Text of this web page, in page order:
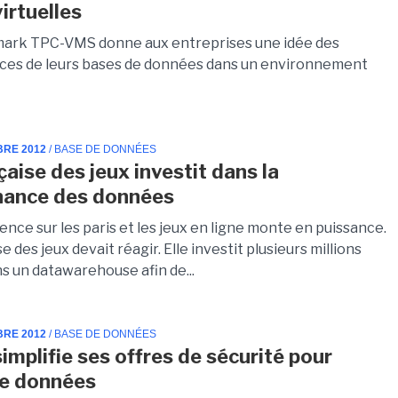
TPC-VMS donne aux entreprises une idée des
de leurs bases de données dans un environnement
2012 / BASE DE DONNÉES
des jeux investit dans la
des données
sur les paris et les jeux en ligne monte en puissance.
des jeux devait réagir. Elle investit plusieurs millions
un datawarehouse afin de...
2012 / BASE DE DONNÉES
ses offres de sécurité pour
données